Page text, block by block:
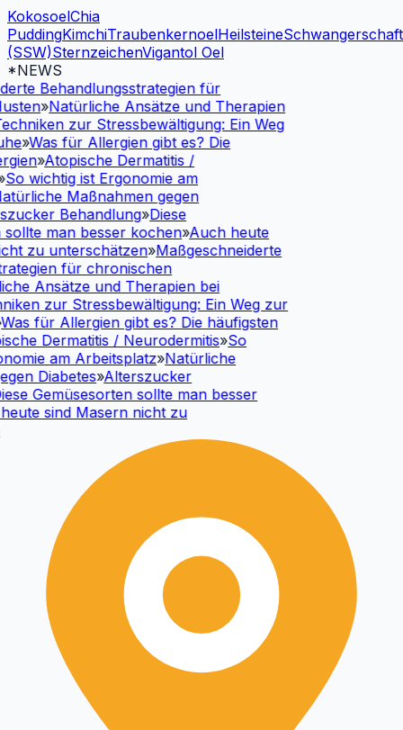
KokosoelChia
PuddingKimchiTraubenkernoelHeilsteine
(SSW)SternzeichenVigantol Oel
*NEWS
Behandlungsstrategien für
»Natürliche Ansätze und Therapien
zur Stressbewältigung: Ein Weg
»Was für Allergien gibt es? Die
»Atopische Dermatitis /
So wichtig ist Ergonomie am
Maßnahmen gegen
Behandlung»Diese
man besser kochen»Auch heute
zu unterschätzen»Maßgeschneiderte
für chronischen
Ansätze und Therapien bei
zur Stressbewältigung: Ein Weg zur
für Allergien gibt es? Die häufigsten
Dermatitis / Neurodermitis»So
am Arbeitsplatz»Natürliche
Diabetes»Alterszucker
Gemüsesorten sollte man besser
sind Masern nicht zu